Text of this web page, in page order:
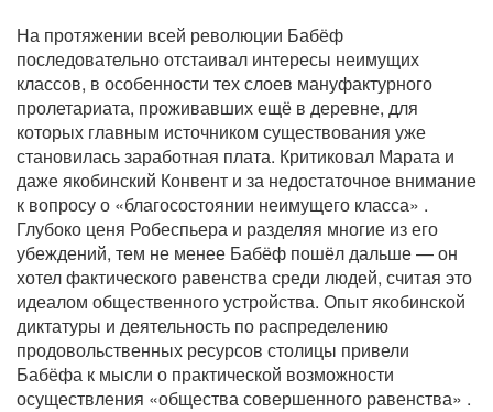
На протяжении всей революции Бабёф
последовательно отстаивал интересы неимущих
классов, в особенности тех слоев мануфактурного
пролетариата, проживавших ещё в деревне, для
которых главным источником существования уже
становилась заработная плата. Критиковал Марата и
даже якобинский Конвент и за недостаточное внимание
к вопросу о «благосостоянии неимущего класса» .
Глубоко ценя Робеспьера и разделяя многие из его
убеждений, тем не менее Бабёф пошёл дальше — он
хотел фактического равенства среди людей, считая это
идеалом общественного устройства. Опыт якобинской
диктатуры и деятельность по распределению
продовольственных ресурсов столицы привели
Бабёфа к мысли о практической возможности
осуществления «общества совершенного равенства» .